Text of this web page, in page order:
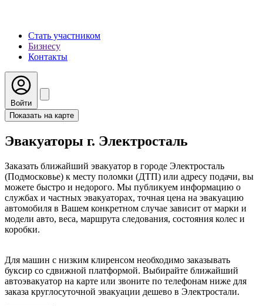
Стать участником
Бизнесу
Контакты
Войти
Показать на карте
Эвакуаторы г. Электросталь
Заказать ближайший эвакуатор в городе Электросталь
(Подмосковье) к месту поломки (ДТП) или адресу подачи, вы
можете быстро и недорого. Мы публикуем информацию о
службах и частных эвакуаторах, точная цена на эвакуацию
автомобиля в Вашем конкретном случае зависит от марки и
модели авто, веса, маршрута следования, состояния колес и
коробки.
Для машин с низким клиренсом необходимо заказывать
буксир со сдвижной платформой. Выбирайте ближайший
автоэвакуатор на карте или звоните по телефонам ниже для
заказа круглосуточной эвакуации дешево в Электростали.